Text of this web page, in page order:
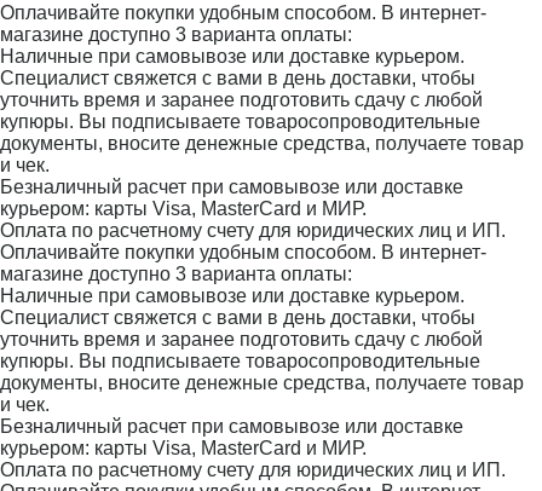
Оплачивайте покупки удобным способом. В интернет-
магазине доступно 3 варианта оплаты:
Наличные при самовывозе или доставке курьером.
Специалист свяжется с вами в день доставки, чтобы
уточнить время и заранее подготовить сдачу с любой
купюры. Вы подписываете товаросопроводительные
документы, вносите денежные средства, получаете товар
и чек.
Безналичный расчет при самовывозе или доставке
курьером: карты Visa, MasterCard и МИР.
Оплата по расчетному счету для юридических лиц и ИП.
Оплачивайте покупки удобным способом. В интернет-
магазине доступно 3 варианта оплаты:
Наличные при самовывозе или доставке курьером.
Специалист свяжется с вами в день доставки, чтобы
уточнить время и заранее подготовить сдачу с любой
купюры. Вы подписываете товаросопроводительные
документы, вносите денежные средства, получаете товар
и чек.
Безналичный расчет при самовывозе или доставке
курьером: карты Visa, MasterCard и МИР.
Оплата по расчетному счету для юридических лиц и ИП.